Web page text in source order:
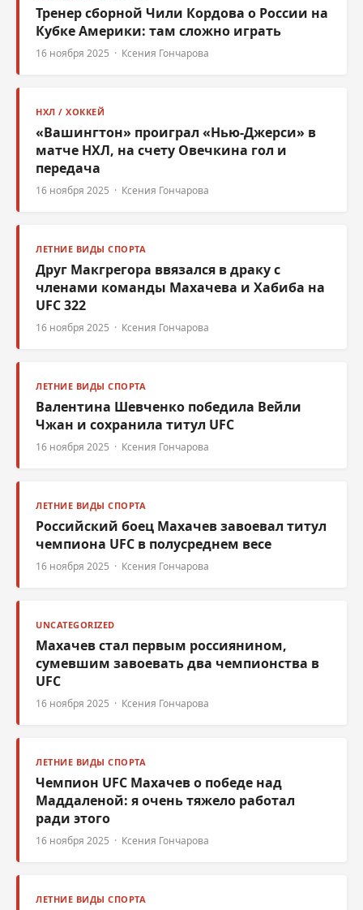
Тренер сборной Чили Кордова о России на
Кубке Америки: там сложно играть
16 ноября 2025 · Ксения Гончарова
НХЛ / ХОККЕЙ
«Вашингтон» проиграл «Нью-Джерси» в
матче НХЛ, на счету Овечкина гол и
передача
16 ноября 2025 · Ксения Гончарова
ЛЕТНИЕ ВИДЫ СПОРТА
Друг Макгрегора ввязался в драку с
членами команды Махачева и Хабиба на
UFC 322
16 ноября 2025 · Ксения Гончарова
ЛЕТНИЕ ВИДЫ СПОРТА
Валентина Шевченко победила Вейли
Чжан и сохранила титул UFC
16 ноября 2025 · Ксения Гончарова
ЛЕТНИЕ ВИДЫ СПОРТА
Российский боец Махачев завоевал титул
чемпиона UFC в полусреднем весе
16 ноября 2025 · Ксения Гончарова
UNCATEGORIZED
Махачев стал первым россиянином,
сумевшим завоевать два чемпионства в
UFC
16 ноября 2025 · Ксения Гончарова
ЛЕТНИЕ ВИДЫ СПОРТА
Чемпион UFC Махачев о победе над
Маддаленой: я очень тяжело работал
ради этого
16 ноября 2025 · Ксения Гончарова
ЛЕТНИЕ ВИДЫ СПОРТА